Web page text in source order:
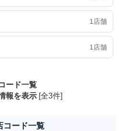
1店舗
1店舗
ード一覧
報を表示 [全3件]
コード一覧